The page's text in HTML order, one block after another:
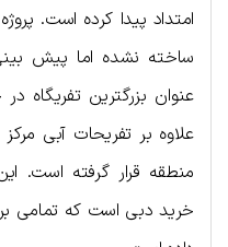
امتداد پیدا کرده است.
ساخته نشده اما پیش
عنوان بزرگترین
علاوه بر تفریحات آبی
منطقه قرار گرفته است.
خرید دبی است که تمامی